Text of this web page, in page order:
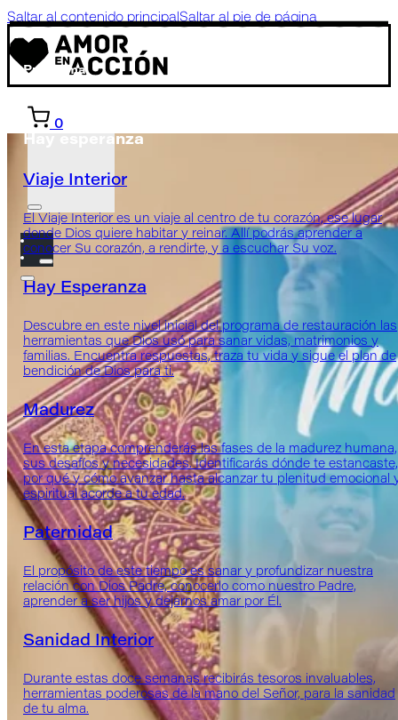
Saltar al contenido principalSaltar al pie de página
0
Programa
Hay esperanza
Viaje Interior
El Viaje Interior es un viaje al centro de tu corazón, ese lugar
donde Dios quiere habitar y reinar. Allí podrás aprender a
conocer Su corazón, a rendirte, y a escuchar Su voz.
Hay Esperanza
Descubre en este nivel inicial del programa de restauración las
herramientas que Dios usó para sanar vidas, matrimonios y
familias. Encuentra respuestas, traza tu vida y sigue el plan de
bendición de Dios para ti.
Madurez
En esta etapa comprenderás las fases de la madurez humana,
sus desafíos y necesidades. Identificarás dónde te estancaste,
por qué y cómo avanzar hasta alcanzar tu plenitud emocional
espiritual acorde a tu edad.
Paternidad
El propósito de este tiempo es sanar y profundizar nuestra
relación con Dios Padre, conocerlo como nuestro Padre,
aprender a ser hijos y dejarnos amar por Él.
Sanidad Interior
Durante estas doce semanas recibirás tesoros invaluables,
herramientas poderosas de la mano del Señor, para la sanidad
de tu alma.